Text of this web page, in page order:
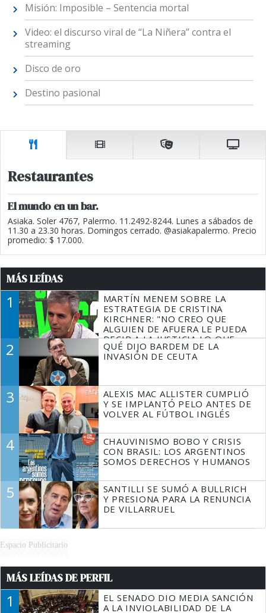
Misión: Imposible – Sentencia mortal
Video: el discurso viral de “La Niñera” contra el
streaming
Disco de oro
Destino pasional
Restaurantes
El mundo en un bar.
Asiaka. Soler 4767, Palermo. 11.2492-8244. Lunes a sábados de
11.30 a 23.30 horas. Domingos cerrado. @asiakapalermo. Precio
promedio: $ 17.000.
MÁS LEÍDAS
1
MARTÍN MENEM SOBRE LA
ESTRATEGIA DE CRISTINA
KIRCHNER: "NO CREO QUE
ALGUIEN DE AFUERA LE PUEDA
DECIR A LA JUSTICIA LO QUE
TIENE QUE HACER"
2
QUÉ DIJO BARDEM DE LA
INVASIÓN DE CEUTA
3
ALEXIS MAC ALLISTER CUMPLIÓ
Y SE IMPLANTÓ PELO ANTES DE
VOLVER AL FÚTBOL INGLÉS
4
CHAUVINISMO BOBO Y CRISIS
CON BRASIL: LOS ARGENTINOS
SOMOS DERECHOS Y HUMANOS
5
SANTILLI SE SUMÓ A BULLRICH
Y PRESIONA PARA LA RENUNCIA
DE VILLARRUEL
Espacio Publicitario
MÁS LEÍDAS DE PERFIL
1
EL SENADO DIO MEDIA SANCIÓN
A LA INVIOLABILIDAD DE LA